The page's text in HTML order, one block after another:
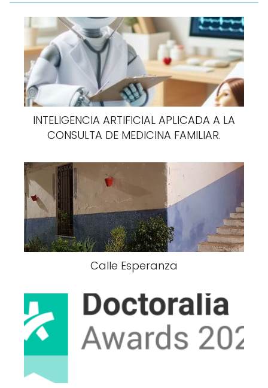
INTELIGENCIA ARTIFICIAL APLICADA A LA
CONSULTA DE MEDICINA FAMILIAR.
Calle Esperanza